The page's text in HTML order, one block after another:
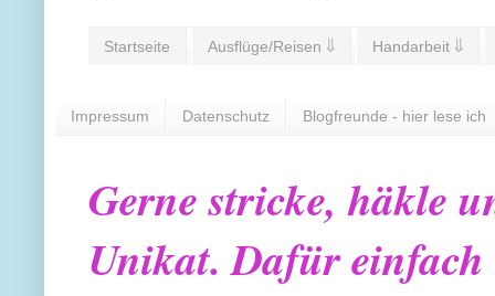
Startseite Ausflüge/Reisen ⇓ Handarbeit ⇓
Impressum Datenschutz Blogfreunde - hier lese ich
Gerne stricke, häkle
Unikat. Dafür